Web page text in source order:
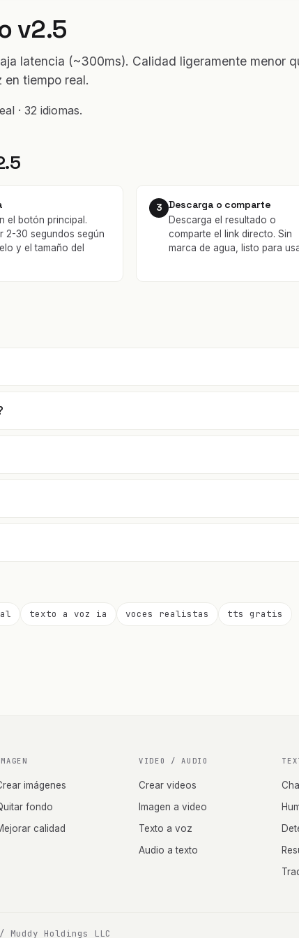
v2.5
latencia (~300ms). Calidad ligeramente menor
tiempo real.
· 32 idiomas.
el botón principal.
2-30 segundos según
y el tamaño del
3 Descarga o comparte
Descarga el resultado o
comparte el link directo. Sin
marca de agua, listo para
texto a voz ia voces realistas tts gratis
imágenes
fondo
calidad
VIDEO / AUDIO
Crear videos
Imagen a video
Texto a voz
Audio a texto
Muddy Holdings LLC